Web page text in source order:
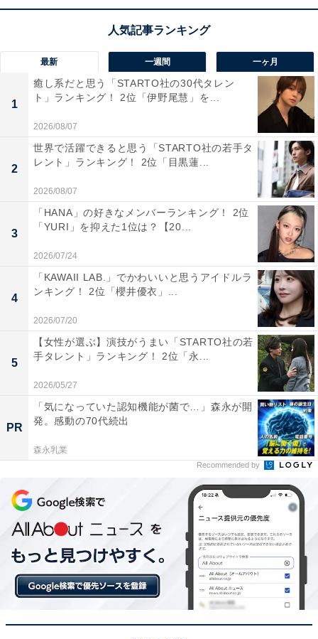
医療や育児支援などの行政サービスも整っており、子育
て世帯が安心して暮らせる都市として高く評価されてい
ます。
回答者からは「教育機関や商業施設が充実していて、利
便性が高く、子供の勉学にも効果的だと思う」（30代男
性／兵庫県）、「子育てをサポートしてくれる施設が多
く子育て支援も充実しているので」（50代女性／埼玉
県）、「東京へのアクセスもしやすいイメージがあり、
住みやすそうなので、子育てにも良さそうなイメージが
あります」（50代女性／長野県）などのコメントが寄せ
られていました。
※回答コメントは原文ママです
次ページ 10位までのランキング結果を見る
こちらもおすすめ
「子育てしやすい」と思う千葉県の市区町村ラ
最新 一週間 一ヶ月
1
癒し系だと思う「STARTO社の30代タレン
ト」ランキング！ 2位「伊野尾慧」を...
2026/08/07
2
世界で活躍できると思う「STARTO社の若手タ
レント」ランキング！ 2位「目黒蓮...
2026/08/07
3
「HANA」の好きなメンバーランキング！ 2位
「YURI」を抑えた1位は？【20...
2026/07/24
4
「KAWAII LAB.」でかわいいと思うアイドルラ
ンキング！ 2位「櫻井優衣」...
2026/07/20
5
【女性が選ぶ】演技がうまい「STARTO社の若
手タレント」ランキング！ 2位「永...
2026/05/27
PR
「気になっていた認知機能が菌で…」森永が開
発。感動の70代続出
森永乳業
Recommended by